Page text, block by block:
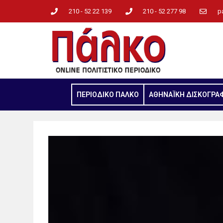
210 - 52 22 139 210 - 52 277 98
ΠΕΡΙΟΔΙΚΟ ΠΑΛΚΟ ΑΘΗΝΑΪΚΗ